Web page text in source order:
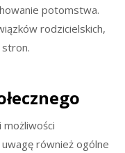
potomstwa.
rodzicielskich,
również ogólne